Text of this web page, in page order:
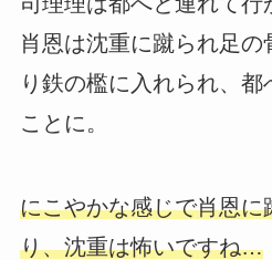
肖恩は沈重に蹴られ足
り鉄の檻に入れられ、
ことに。
にこやかな感じで肖恩に
り、沈重は怖いですね…